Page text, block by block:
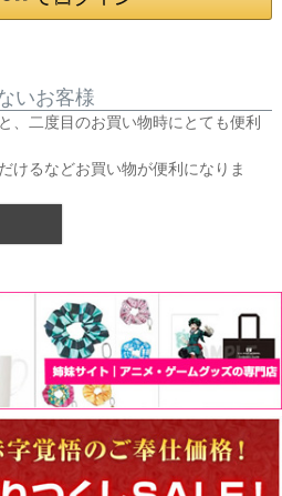
いお客様
、二度目のお買い物時にとても便利
けるなどお買い物が便利になりま